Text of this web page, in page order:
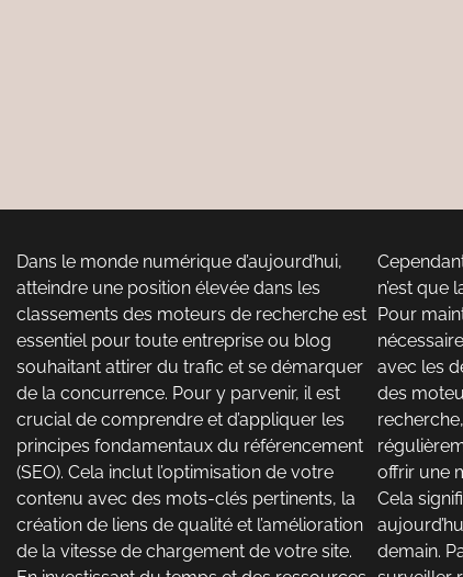
Dans le monde numérique d’aujourd’hui,
atteindre une position élevée dans les
classements des moteurs de recherche est
essentiel pour toute entreprise ou blog
souhaitant attirer du trafic et se démarquer
de la concurrence. Pour y parvenir, il est
crucial de comprendre et d’appliquer les
principes fondamentaux du référencement
(SEO). Cela inclut l’optimisation de votre
contenu avec des mots-clés pertinents, la
création de liens de qualité et l’amélioration
de la vitesse de chargement de votre site.
n’est que
Pour
avec les
des
offrir une
Cela
demain.